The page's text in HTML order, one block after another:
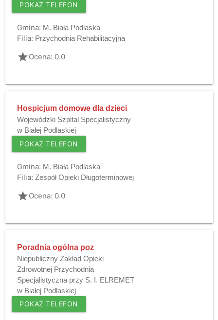
POKAŻ TELEFON
Gmina: M. Biała Podlaska
Filia: Przychodnia Rehabilitacyjna
gradeOcena: 0.0
Hospicjum domowe dla dzieci
Wojewódzki Szpital Specjalistyczny
w Białej Podlaskiej
POKAŻ TELEFON
Gmina: M. Biała Podlaska
Filia: Zespół Opieki Długoterminowej
gradeOcena: 0.0
Poradnia ogólna poz
Niepubliczny Zakład Opieki
Zdrowotnej Przychodnia
Specjalistyczna przy S. I. ELREMET
w Białej Podlaskiej
POKAŻ TELEFON